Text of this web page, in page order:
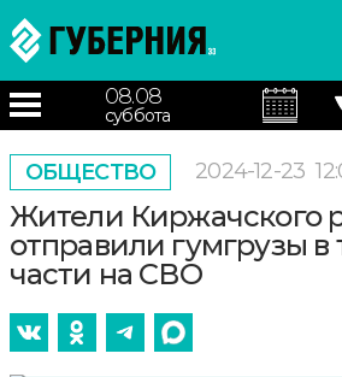
08.08
суббота
ОБЩЕСТВО 2024-12-23
Жители Киржачского
отправили гумгрузы в
части на СВО